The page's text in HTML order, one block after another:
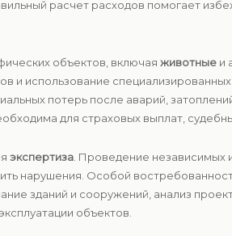
расчет расходов помогает
объектов, включая животные и
и использование
потерь после аварий,
для страховых выплат,
экспертиза . Проведение независимых
нарушения. Особой
зданий и сооружений, анализ
объектов.